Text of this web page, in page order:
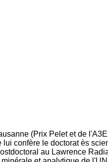
(Prix Pelet et de
confère le doctorat ès
au Lawrence